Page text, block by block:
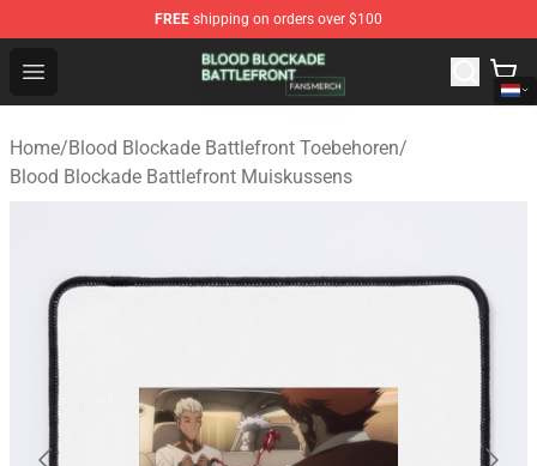
FREE shipping on orders over $100
Open menu
Blood Blockade Battlefront Shop - Official Blood
Home/Blood Blockade Battlefront Toebehoren/
Blood Blockade Battlefront Muiskussens